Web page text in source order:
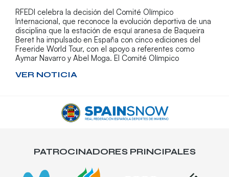
RFEDI celebra la decisión del Comité Olímpico
Internacional, que reconoce la evolución deportiva de una
disciplina que la estación de esquí aranesa de Baqueira
Beret ha impulsado en España con cinco ediciones del
Freeride World Tour, con el apoyo a referentes como
Aymar Navarro y Abel Moga. El Comité Olímpico
VER NOTICIA
PATROCINADORES PRINCIPALES